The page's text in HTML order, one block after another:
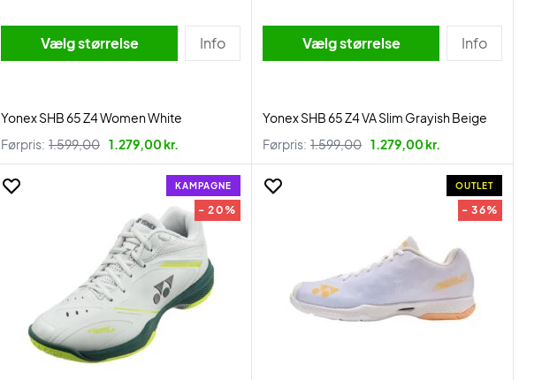
Vælg størrelse Info
Yonex SHB 65 Z4 Women White
Førpris: 1.599,00 1.279,00 kr.
Vælg størrelse Info
Yonex SHB 65 Z4 VA Slim Grayish Beige
Førpris: 1.599,00 1.279,00 kr.
KAMPAGNE
- 20%
OUTLET
- 36%